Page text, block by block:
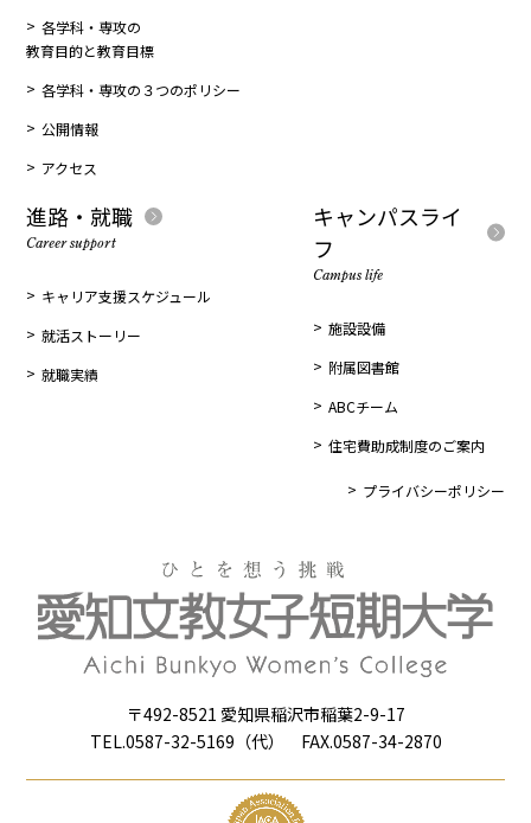
各学科・専攻の
教育目的と教育目標
各学科・専攻の３つのポリシー
公開情報
アクセス
進路・就職
Career support
キャリア支援スケジュール
就活ストーリー
就職実績
キャンパスライ
フ
Campus life
施設設備
附属図書館
ABCチーム
住宅費助成制度のご案内
プライバシーポリシー
〒492-8521 愛知県稲沢市稲葉2-9-17
TEL.0587-32-5169（代） FAX.0587-34-2870